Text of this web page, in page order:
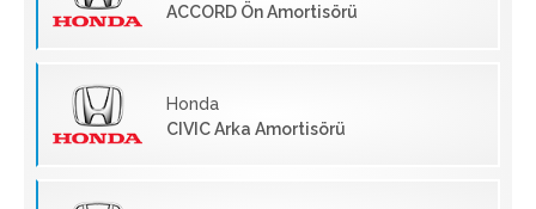
ACCORD Ön Amortisörü
Honda
CIVIC Arka Amortisörü